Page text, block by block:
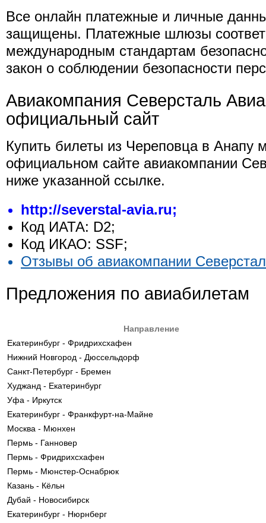
Все онлайн платежные и личные
защищены. Платежные шлюзы
международным стандартам
закон о соблюдении безопасности
Авиакомпания Северсталь
официальный сайт
Купить билеты из Череповца в Анапу
официальном сайте авиакомпании
ниже указанной ссылке.
http://severstal-avia.ru;
Код ИАТА: D2;
Код ИКАО: SSF;
Отзывы об авиакомпании
Предложения по авиабилетам
Направление
Екатеринбург - Фридрихсхафен
Нижний Новгород - Дюссельдорф
Санкт-Петербург - Бремен
Худжанд - Екатеринбург
Уфа - Иркутск
Екатеринбург - Франкфурт-на-Майне
Москва - Мюнхен
Пермь - Ганновер
Пермь - Фридрихсхафен
Пермь - Мюнстер-Оснабрюк
Казань - Кёльн
Дубай - Новосибирск
Екатеринбург - Нюрнберг